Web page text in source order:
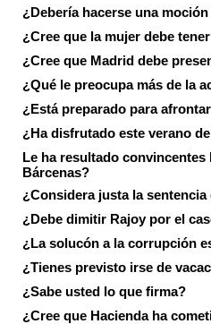
¿Debería hacerse una
¿Cree que la mujer debe
¿Cree que Madrid debe
¿Qué le preocupa más de la
¿Está preparado para
¿Ha disfrutado este verano
Le ha resultado
Bárcenas?
¿Considera justa la
¿Debe dimitir Rajoy por el
¿La solucón a la corrupción
¿Tienes previsto irse de
¿Sabe usted lo que firma?
¿Cree que Hacienda ha